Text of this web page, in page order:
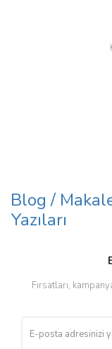
Blog /
Yazıları
Fırsatları,